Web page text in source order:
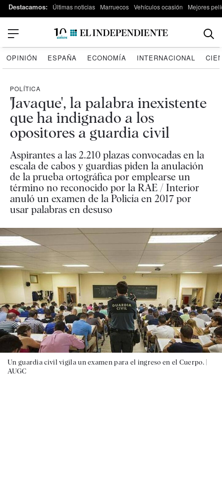
Destacamos: Últimas noticias Marruecos Vehículos ocasión Mejores
OPINIÓN ESPAÑA ECONOMÍA INTERNACIONAL
POLÍTICA
'Javaque', la palabra inexistente
que ha indignado a los
opositores a guardia civil
Aspirantes a las 2.210 plazas convocadas en la
escala de cabos y guardias piden la anulación
de la prueba ortográfica por emplearse un
término no reconocido por la RAE / Interior
anuló un examen de la Policía en 2017 por
usar palabras en desuso
Un guardia civil vigila un examen para el ingreso en el Cuerpo. |
AUGC